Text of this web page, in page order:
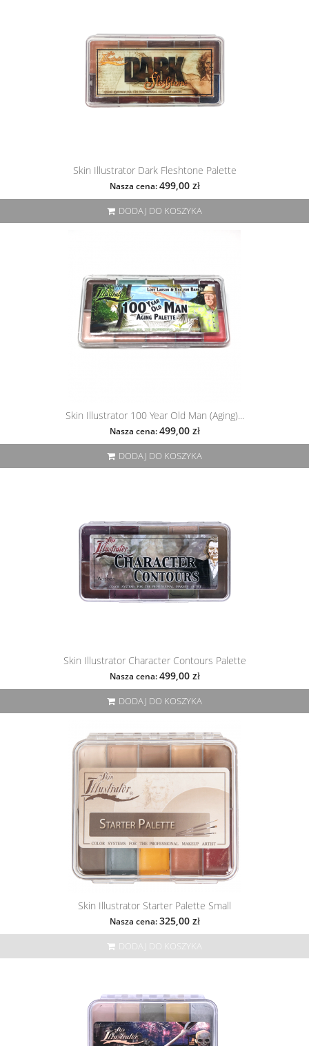
Skin Illustrator Dark Fleshtone Palette
Nasza cena: 499,00 zł
DODAJ DO KOSZYKA
Skin Illustrator 100 Year Old Man (Aging)...
Nasza cena: 499,00 zł
DODAJ DO KOSZYKA
Skin Illustrator Character Contours Palette
Nasza cena: 499,00 zł
DODAJ DO KOSZYKA
Skin Illustrator Starter Palette Small
Nasza cena: 325,00 zł
DODAJ DO KOSZYKA